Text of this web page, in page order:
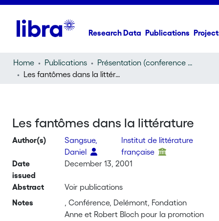
Research Data Publications
Home Publications
Présentation (conference presentation)
Les fantômes dans la littérature
Les fantômes dans la littérature
Author(s)
Sangsue,
Daniel
Institut de littérature
française
Date
issued
December 13, 2001
Abstract
Voir publications
Notes
, Conférence, Delémont, Fondation
Anne et Robert Bloch pour la promotion